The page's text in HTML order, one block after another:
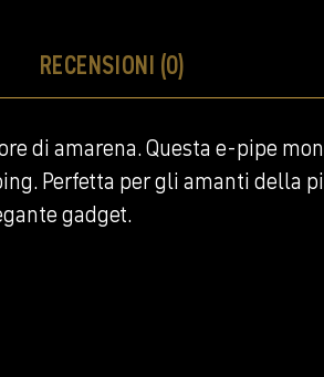
RECENSIONI (0)
di amarena. Questa e-pipe
Perfetta per gli amanti della
gadget.